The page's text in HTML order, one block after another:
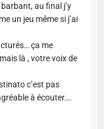
au final j’y
un jeu même si j’ai
ça me
là , votre voix de
c’est pas
à écouter….